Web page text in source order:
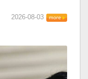
2026-08-03